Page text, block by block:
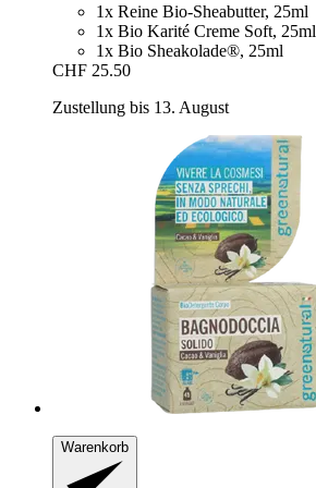
1x Reine Bio-Sheabutter, 25ml
1x Bio Karité Creme Soft, 25ml
1x Bio Sheakolade®, 25ml
CHF 25.50
Zustellung bis 13. August
Warenkorb